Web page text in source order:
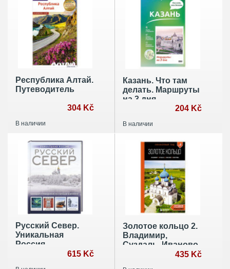
Республика Алтай.
Путеводитель
304 Kč
В наличии
Казань. Что там
делать. Маршруты
на 3 дня
204 Kč
В наличии
Русский Север.
Уникальная
Россия
615 Kč
Золотое кольцо 2.
Владимир,
Суздаль, Иваново,
435 Kč